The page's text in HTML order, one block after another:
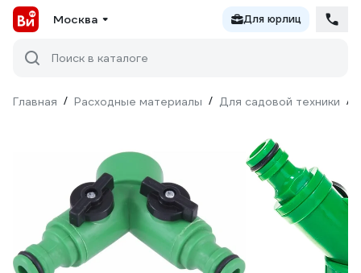
Москва Для юрлиц
Поиск в каталоге
Главная / Расходные материалы / Для садовой техники /